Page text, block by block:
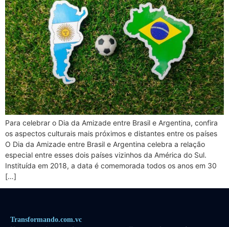
Para celebrar o Dia da Amizade entre Brasil e Argentina, confira
os aspectos culturais mais próximos e distantes entre os países
O Dia da Amizade entre Brasil e Argentina celebra a relação
especial entre esses dois países vizinhos da América do Sul.
Instituída em 2018, a data é comemorada todos os anos em 30
[…]
Transformando.com.vc